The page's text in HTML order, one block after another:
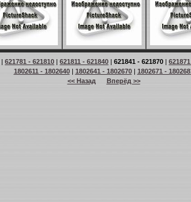
621781 - 621810 | 621811 - 621840 | 621841 - 621870 |
1802611 - 1802640| 1802641 - 1802670| 1802671 -
<< Назад
Вперёд >>